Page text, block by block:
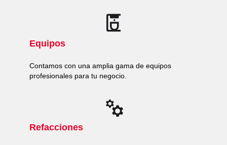
Equipos
Contamos con una amplia gama de equipos
profesionales para tu negocio.
Refacciones